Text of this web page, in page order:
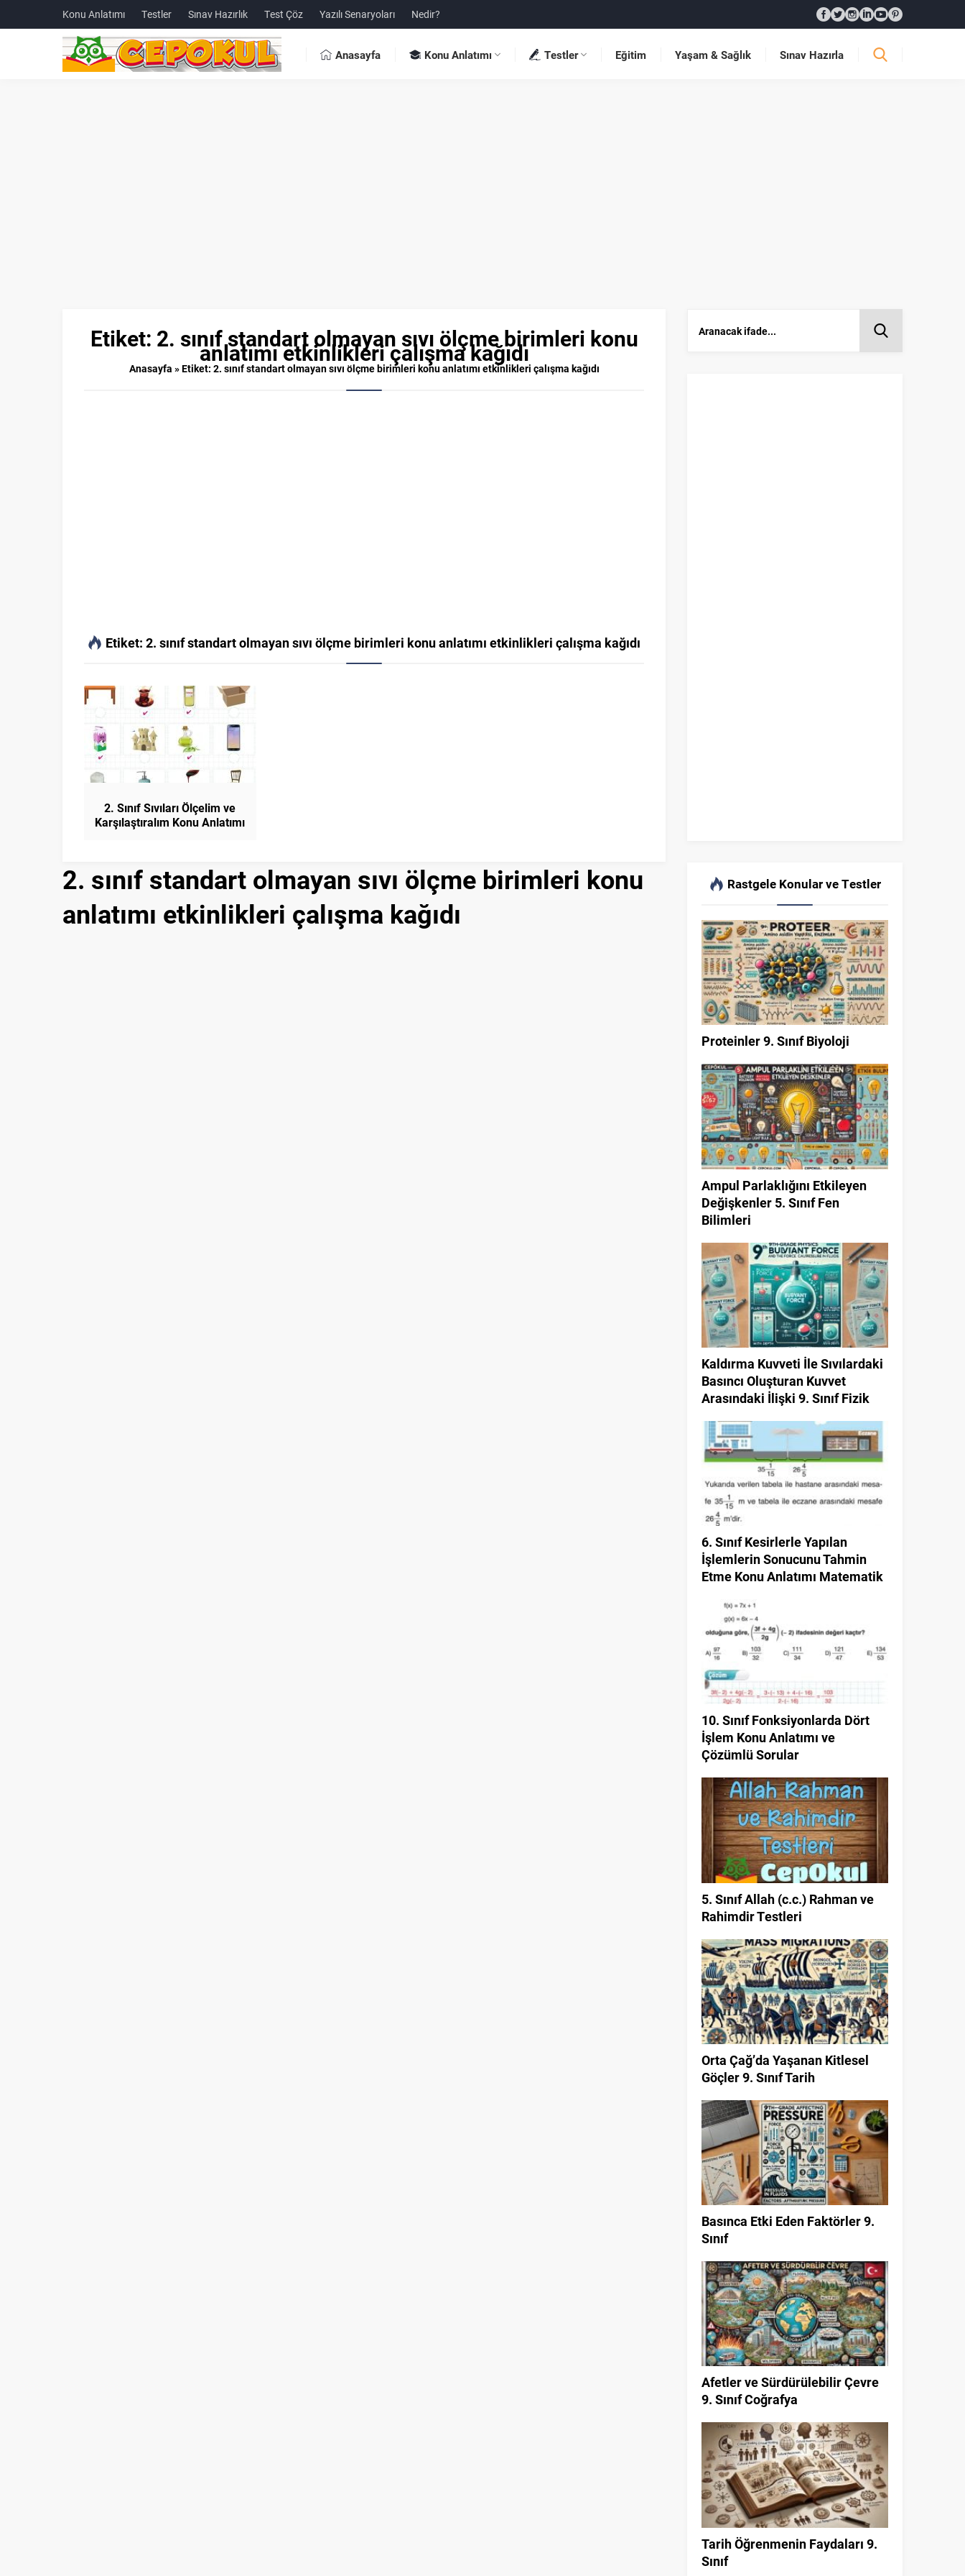
Konu Anlatımı Testler Sınav Hazırlık Test Çöz Yazılı Senaryoları Nedir?
Anasayfa Konu Anlatımı Testler Eğitim Yaşam & Sağlık Sınav Hazırla
Etiket: 2. sınıf standart olmayan sıvı ölçme birimleri konu
anlatımı etkinlikleri çalışma kağıdı
Anasayfa »Etiket: 2. sınıf standart olmayan sıvı ölçme birimleri konu anlatımı etkinlikleri çalışma kağıdı
Etiket: 2. sınıf standart olmayan sıvı ölçme birimleri konu anlatımı etkinlikleri çalışma kağıdı
2. Sınıf Sıvıları Ölçelim ve
Karşılaştıralım Konu Anlatımı
2. sınıf standart olmayan sıvı ölçme birimleri konu
anlatımı etkinlikleri çalışma kağıdı
Rastgele Konular ve Testler
Proteinler 9. Sınıf Biyoloji
Ampul Parlaklığını Etkileyen
Değişkenler 5. Sınıf Fen
Bilimleri
Kaldırma Kuvveti İle Sıvılardaki
Basıncı Oluşturan Kuvvet
Arasındaki İlişki 9. Sınıf Fizik
6. Sınıf Kesirlerle Yapılan
İşlemlerin Sonucunu Tahmin
Etme Konu Anlatımı Matematik
10. Sınıf Fonksiyonlarda Dört
İşlem Konu Anlatımı ve
Çözümlü Sorular
5. Sınıf Allah (c.c.) Rahman ve
Rahimdir Testleri
Orta Çağ’da Yaşanan Kitlesel
Göçler 9. Sınıf Tarih
Basınca Etki Eden Faktörler 9.
Sınıf
Afetler ve Sürdürülebilir Çevre
9. Sınıf Coğrafya
Tarih Öğrenmenin Faydaları 9.
Sınıf